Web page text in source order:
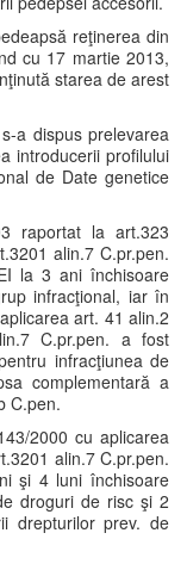
reţinerea din
cu 17 martie 2013,
starea de arest
a dispus prelevarea
introducerii profilului
de Date genetice
raportat la art.323
alin.7 C.pr.pen.
la 3 ani închisoare
infracţional, iar în
art. 41 alin.2
C.pr.pen. a fost
infracţiunea de
complementară a
C.pen.
2000 cu aplicarea
alin.7 C.pr.pen.
şi 4 luni închisoare
droguri de risc şi 2
drepturilor prev. de